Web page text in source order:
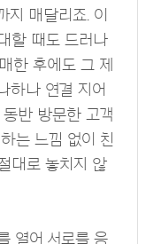
지 매달리죠. 이
할 때도 드러나
한 후에도 그 제
하나 연결 지어
반 방문한 고객
는 느낌 없이 친
대로 놓치지 않
열어 서로를 응